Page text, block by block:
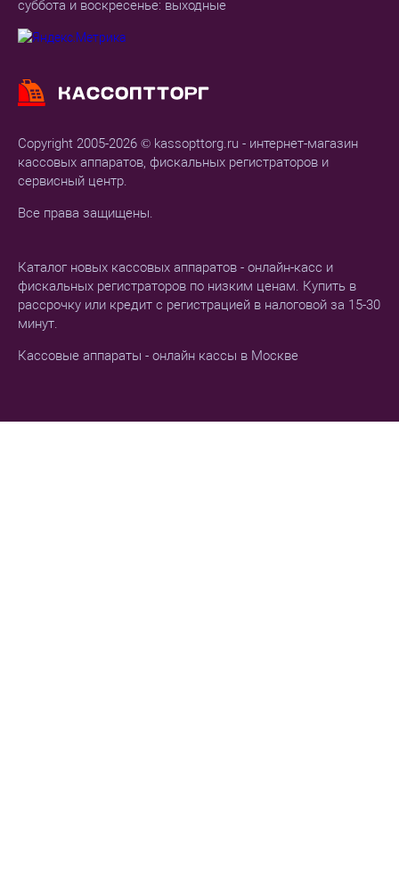
Copyright 2005-2026 © kassopttorg.ru - интернет-магазин
кассовых аппаратов, фискальных регистраторов и
сервисный центр.
Все права защищены.
Каталог новых кассовых аппаратов - онлайн-касс и
фискальных регистраторов по низким ценам. Купить в
рассрочку или кредит с регистрацией в налоговой за 15-30
минут.
Кассовые аппараты - онлайн кассы в Москве
суббота и воскресенье: выходные